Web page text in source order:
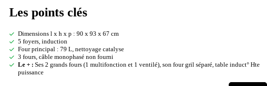
Les points clés
Dimensions l x h x p : 90 x 93 x 67 cm
5 foyers, induction
Four principal : 79 L, nettoyage catalyse
3 fours, câble monophasé non fourni
Le + : Ses 2 grands fours (1 multifonction et 1 ventilé), son four gril séparé, table induct° Hte
puissance